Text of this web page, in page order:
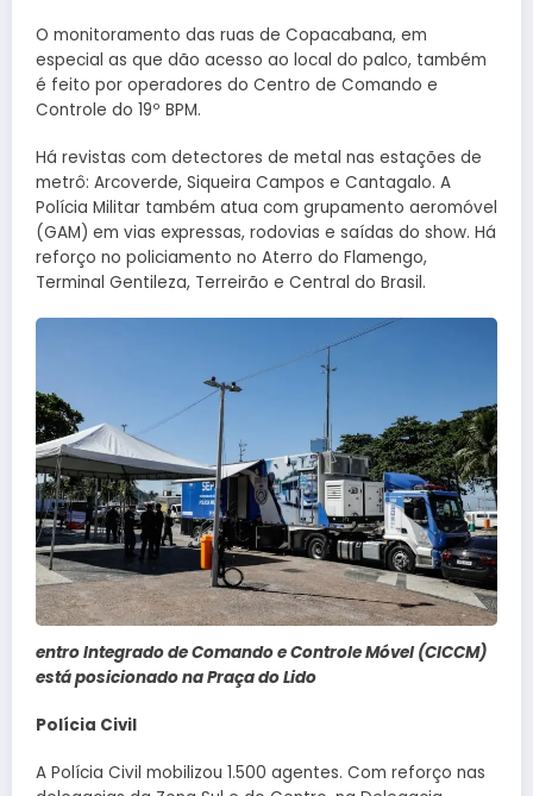
O monitoramento das ruas de Copacabana, em
especial as que dão acesso ao local do palco, também
é feito por operadores do Centro de Comando e
Controle do 19º BPM.
Há revistas com detectores de metal nas estações de
metrô: Arcoverde, Siqueira Campos e Cantagalo. A
Polícia Militar também atua com grupamento aeromóvel
(GAM) em vias expressas, rodovias e saídas do show. Há
reforço no policiamento no Aterro do Flamengo,
Terminal Gentileza, Terreirão e Central do Brasil.
entro Integrado de Comando e Controle Móvel (CICCM)
está posicionado na Praça do Lido
Polícia Civil
A Polícia Civil mobilizou 1.500 agentes. Com reforço nas